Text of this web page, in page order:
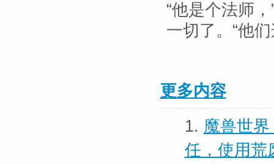
“他是个法师
一切了。“他
更多内容
1. 魔兽世
任，使用荒